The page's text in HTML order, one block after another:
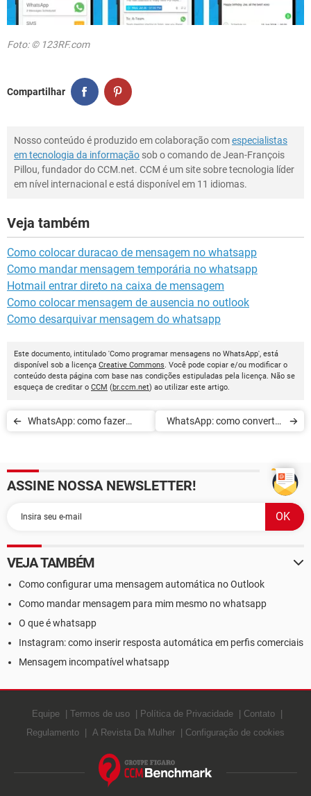
Foto: © 123RF.com
Compartilhar
Nosso conteúdo é produzido em colaboração comespecialistas
em tecnologia da informação sob o comando de Jean-François
Pillou, fundador do CCM.net. CCM é um site sobre tecnologia líder
em nível internacional e está disponível em 11 idiomas.
Veja também
Como colocar duracao de mensagem no whatsapp
Como mandar mensagem temporária no whatsapp
Hotmail entrar direto na caixa de mensagem
Como colocar mensagem de ausencia no outlook
Como desarquivar mensagem do whatsapp
Este documento, intitulado 'Como programar mensagens no WhatsApp', está
disponível sob a licença Creative Commons. Você pode copiar e/ou modificar o
conteúdo desta página com base nas condições estipuladas pela licença. Não se
esqueça de creditar o CCM (br.ccm.net) ao utilizar este artigo.
WhatsApp: como fazer
WhatsApp: como converter
de texto
ASSINE NOSSA NEWSLETTER!
VEJA TAMBÉM
Como configurar uma mensagem automática no Outlook
Como mandar mensagem para mim mesmo no whatsapp
O que é whatsapp
Instagram: como inserir resposta automática em perfis comerciais
Mensagem incompatível whatsapp
Equipe Termos de uso Política de Privacidade
Contato
Regulamento
A Revista Da Mulher Configuração de cookies